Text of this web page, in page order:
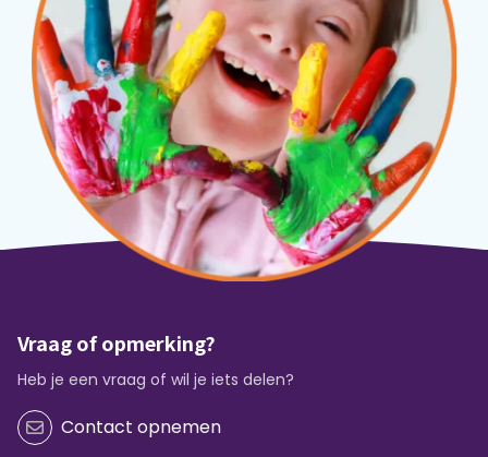
Vraag of opmerking?
Heb je een vraag of wil je iets delen?
Contact opnemen